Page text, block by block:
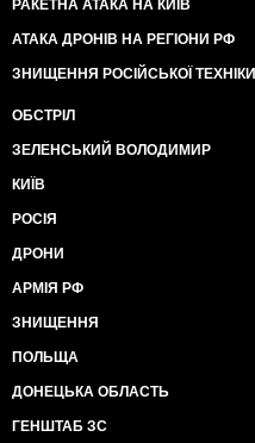
РАКЕТНА АТАКА НА КИЇВ
АТАКА ДРОНІВ НА РЕГІОНИ РФ
ЗНИЩЕННЯ РОСІЙСЬКОЇ ТЕХНІКИ
ОБСТРІЛ
ЗЕЛЕНСЬКИЙ ВОЛОДИМИР
КИЇВ
РОСІЯ
ДРОНИ
АРМІЯ РФ
ЗНИЩЕННЯ
ПОЛЬЩА
ДОНЕЦЬКА ОБЛАСТЬ
ГЕНШТАБ ЗС